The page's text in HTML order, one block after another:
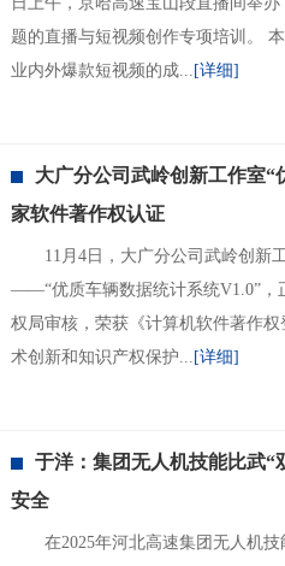
题的直播与短视频创作专项培训。
业内外爆款短视频的成... [详细]
大广分公司武岭创新工作室“
家软件著作权认证
11月4日，大广分公司武岭创新
——“优质车辆数据统计系统V1.0”，
权局审核，荣获《计算机软件著作
术创新和知识产权保护... [详细]
于洋：集团无人机技能比武“
安全
在2025年河北高速集团无人机